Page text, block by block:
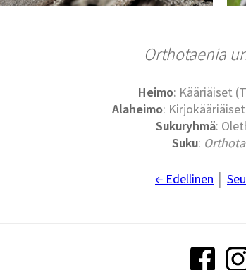
Orthotaenia
Heimo: Kääriäiset
Alaheimo:
Sukuryhmä:
Suku:
← Edellinen